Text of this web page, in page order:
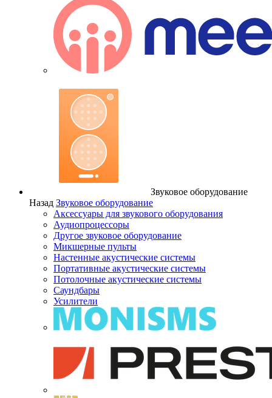
Звуковое оборудование
Назад Звуковое оборудование
Аксессуары для звукового оборудования
Аудиопроцессоры
Другое звуковое оборудование
Микшерные пульты
Настенные акустические системы
Портативные акустические системы
Потолочные акустические системы
Саундбары
Усилители